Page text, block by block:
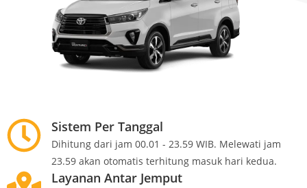
Sistem Per Tanggal
Dihitung dari jam 00.01 - 23.59 WIB. Melewati jam
23.59 akan otomatis terhitung masuk hari kedua.
Layanan Antar Jemput